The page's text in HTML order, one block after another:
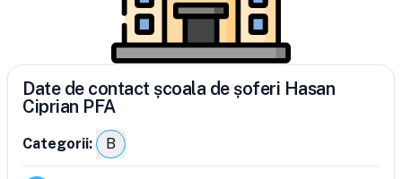
Date de contact școala de șoferi Hasan
Ciprian PFA
Categorii: B